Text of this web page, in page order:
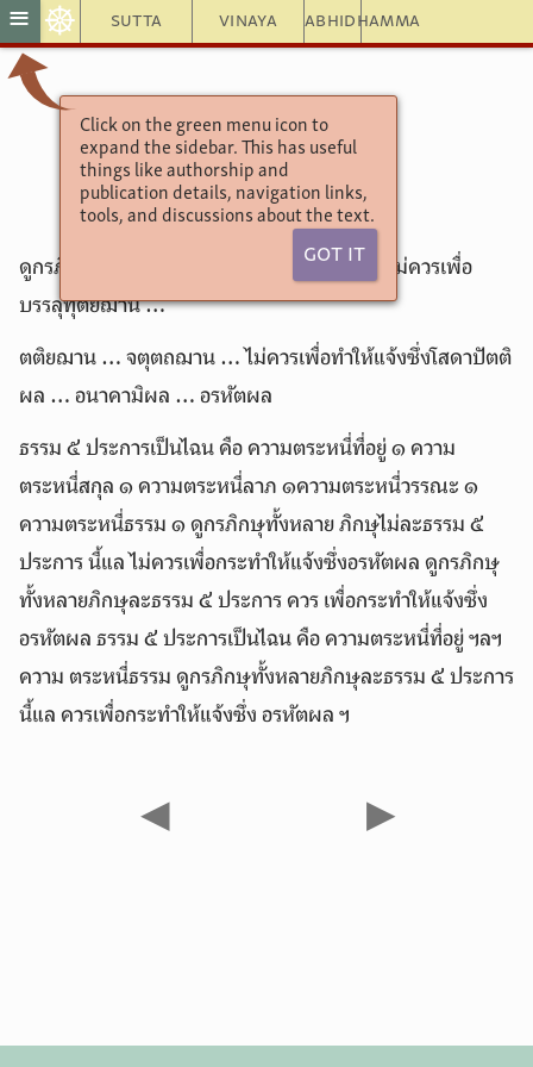
Sutta Vinaya Abhidhamma
≡ ☸
Click on the green menu icon to
expand the sidebar. This has useful
things like authorship and
publication details, navigation links,
tools, and discussions about the text.
Got It
อังคุตตรนิกาย
5.257–5.263
ดูกรภิกษุทั้งหลาย ภิกษุไม่ละธรรม ๕ ประการ ไม่ควรเพื่อ
บรรลุทุติยฌาน …
ตติยฌาน … จตุตถฌาน … ไม่ควรเพื่อทำให้แจ้งซึ่งโสดาปัตติ
ผล … อนาคามิผล … อรหัตผล
ธรรม ๕ ประการเป็นไฉน คือ ความตระหนี่ที่อยู่ ๑ ความ
ตระหนี่สกุล ๑ ความตระหนี่ลาภ ๑ความตระหนี่วรรณะ ๑
ความตระหนี่ธรรม ๑ ดูกรภิกษุทั้งหลาย ภิกษุไม่ละธรรม ๕
ประการ นี้แล ไม่ควรเพื่อกระทำให้แจ้งซึ่งอรหัตผล ดูกรภิกษุ
ทั้งหลายภิกษุละธรรม ๕ ประการ ควร เพื่อกระทำให้แจ้งซึ่ง
อรหัตผล ธรรม ๕ ประการเป็นไฉน คือ ความตระหนี่ที่อยู่ ฯลฯ
ความ ตระหนี่ธรรม ดูกรภิกษุทั้งหลายภิกษุละธรรม ๕ ประการ
นี้แล ควรเพื่อกระทำให้แจ้งซึ่ง อรหัตผล ฯ
◀ ▶